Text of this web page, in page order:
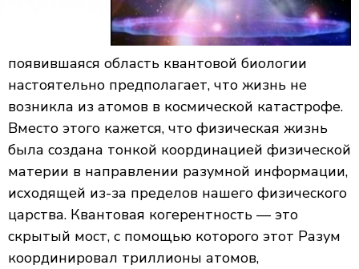
появившаяся область квантовой биологии
настоятельно предполагает, что жизнь не
возникла из атомов в космической катастрофе.
Вместо этого кажется, что физическая жизнь
была создана тонкой координацией физической
материи в направлении разумной информации,
исходящей из-за пределов нашего физического
царства. Квантовая когерентность — это
скрытый мост, с помощью которого этот Разум
координировал триллионы атомов,